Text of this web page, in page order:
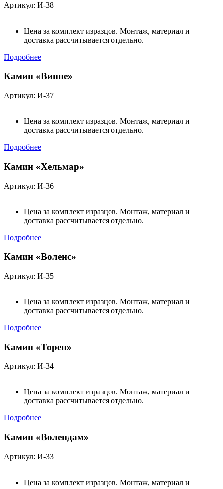
Артикул: И-38
Цена за комплект изразцов. Монтаж, материал и
доставка рассчитывается отдельно.
Подробнее
Камин «Винне»
Артикул: И-37
Цена за комплект изразцов. Монтаж, материал и
доставка рассчитывается отдельно.
Подробнее
Камин «Хельмар»
Артикул: И-36
Цена за комплект изразцов. Монтаж, материал и
доставка рассчитывается отдельно.
Подробнее
Камин «Воленс»
Артикул: И-35
Цена за комплект изразцов. Монтаж, материал и
доставка рассчитывается отдельно.
Подробнее
Камин «Торен»
Артикул: И-34
Цена за комплект изразцов. Монтаж, материал и
доставка рассчитывается отдельно.
Подробнее
Камин «Волендам»
Артикул: И-33
Цена за комплект изразцов. Монтаж, материал и